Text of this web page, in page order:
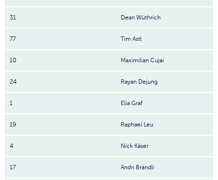
31 Dean Wüthrich
77 Tim Astl
10 Maximilian Cujai
24 Rayan Dejung
1 Elia Graf
19 Raphael Leu
4 Nick Käser
17 Andri Brändli